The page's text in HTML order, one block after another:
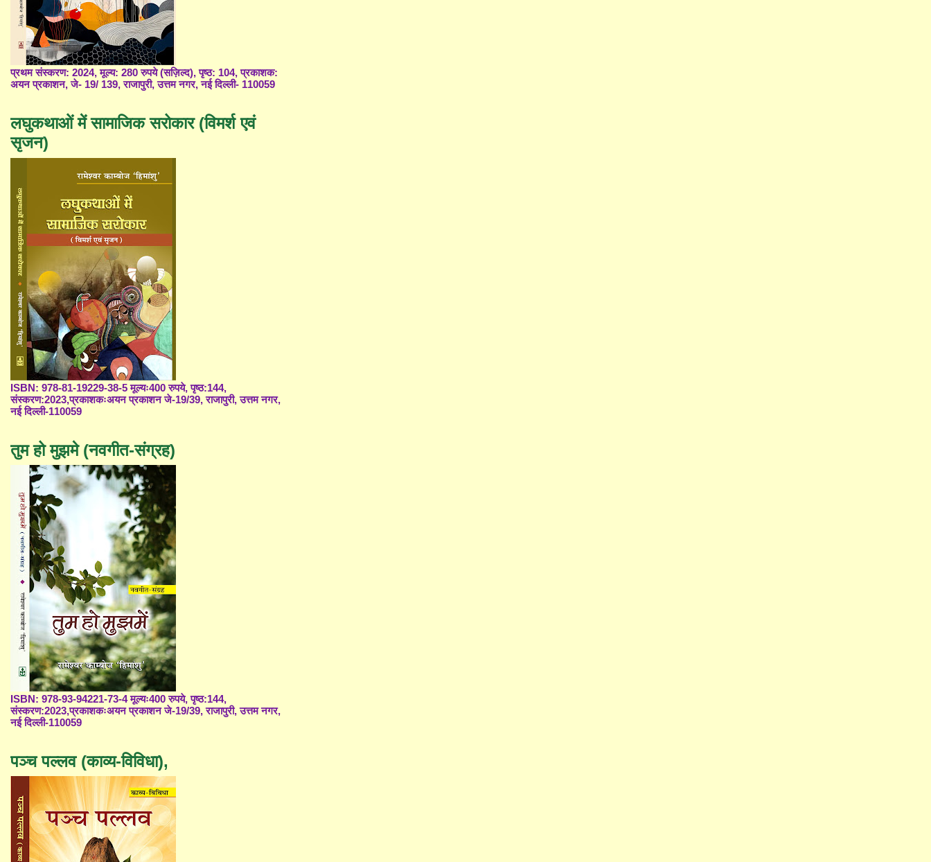
प्रथम संस्करण: 2024, मूल्य: 280 रुपये (सज़िल्द), पृष्ठ: 104, प्रकाशक:
अयन प्रकाशन, जे- 19/ 139, राजापुरी, उत्तम नगर, नई दिल्ली- 110059
लघुकथाओं में सामाजिक सरोकार (विमर्श एवं
सृजन)
ISBN: 978-81-19229-38-5 मूल्यः400 रुपये, पृष्ठ:144,
संस्करण:2023,प्रकाशकःअयन प्रकाशन जे-19/39, राजापुरी, उत्तम नगर,
नई दिल्ली-110059
तुम हो मुझमे (नवगीत-संग्रह)
ISBN: 978-93-94221-73-4 मूल्यः400 रुपये, पृष्ठ:144,
संस्करण:2023,प्रकाशकःअयन प्रकाशन जे-19/39, राजापुरी, उत्तम नगर,
नई दिल्ली-110059
पञ्च पल्लव (काव्य-विविधा),